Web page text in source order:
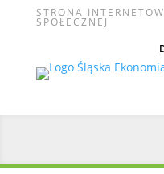
STRONA
SPOŁECZNEJ